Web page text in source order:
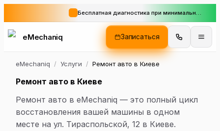
Бесплатная диагностика при минимальном заказе
eMechaniq Записаться
eMechaniq / Услуги / Ремонт авто в Киеве
Ремонт авто в Киеве
Ремонт авто в eMechaniq — это полный цикл
восстановления вашей машины в одном
месте на ул. Тираспольской, 12 в Киеве.